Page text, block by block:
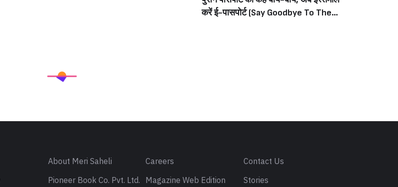
करें ई-पासपोर्ट (Say Goodbye To The
About Meri Saheli Careers
Contact Us
Pioneer Book Co. Pvt. Ltd. Magazine Web Edition
Stories